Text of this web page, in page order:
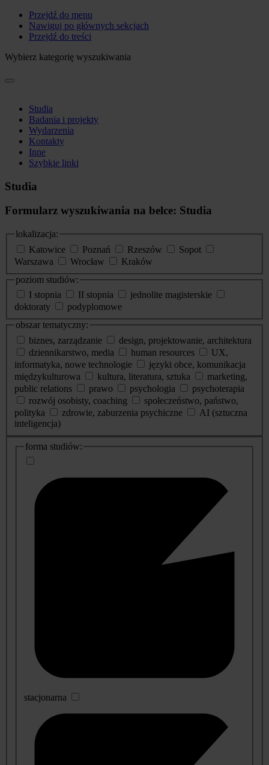
Przejdź do menu
Nawiguj po głównych sekcjach
Przejdź do treści
Wybierz kategorię wyszukiwania
Studia
Badania i projekty
Wydarzenia
Kontakty
Inne
Szybkie linki
Studia
Formularz wyszukiwania na belce: Studia
lokalizacja:
Katowice
Poznań Rzeszów
Sopot
Warszawa
Wrocław
Kraków
poziom studiów:
I stopnia
II stopnia
jednolite magisterskie
doktoraty
podyplomowe
obszar tematyczny:
biznes, zarządzanie
design, projektowanie, architektura
dziennikarstwo, media
human resources
UX,
informatyka, nowe technologie
języki obce, komunikacja
międzykulturowa
kultura, literatura, sztuka
marketing,
public relations
prawo psychologia
psychoterapia
rozwój osobisty, coaching
społeczeństwo, państwo,
polityka
zdrowie, zaburzenia psychiczne
AI (sztuczna
inteligencja)
dodatkowe
informacje
forma studiów:
stacjonarna